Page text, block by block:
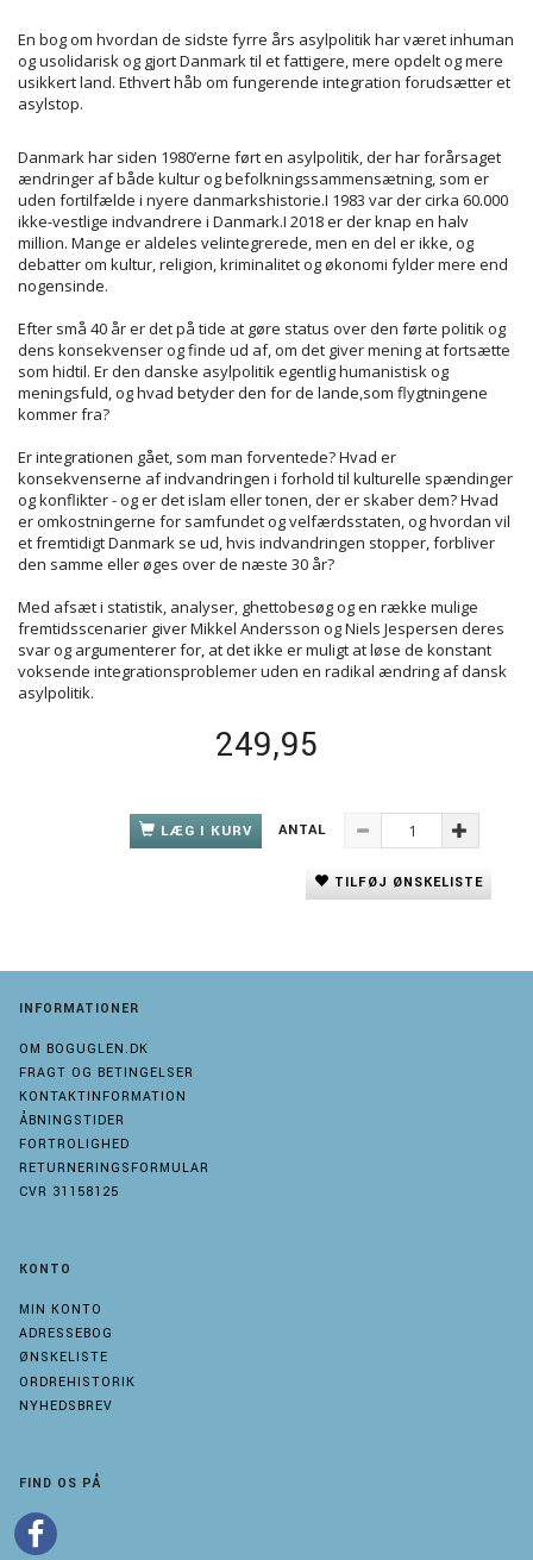
En bog om hvordan de sidste fyrre års asylpolitik har været inhuman
og usolidarisk og gjort Danmark til et fattigere, mere opdelt og mere
usikkert land. Ethvert håb om fungerende integration forudsætter et
asylstop.
Danmark har siden 1980’erne ført en asylpolitik, der har forårsaget
ændringer af både kultur og befolkningssammensætning, som er
uden fortilfælde i nyere danmarkshistorie.I 1983 var der cirka 60.000
ikke-vestlige indvandrere i Danmark.I 2018 er der knap en halv
million. Mange er aldeles velintegrerede, men en del er ikke, og
debatter om kultur, religion, kriminalitet og økonomi fylder mere end
nogensinde.
Efter små 40 år er det på tide at gøre status over den førte politik og
dens konsekvenser og finde ud af, om det giver mening at fortsætte
som hidtil. Er den danske asylpolitik egentlig humanistisk og
meningsfuld, og hvad betyder den for de lande,som flygtningene
kommer fra?
Er integrationen gået, som man forventede? Hvad er
konsekvenserne af indvandringen i forhold til kulturelle spændinger
og konflikter - og er det islam eller tonen, der er skaber dem? Hvad
er omkostningerne for samfundet og velfærdsstaten, og hvordan vil
et fremtidigt Danmark se ud, hvis indvandringen stopper, forbliver
den samme eller øges over de næste 30 år?
Med afsæt i statistik, analyser, ghettobesøg og en række mulige
fremtidsscenarier giver Mikkel Andersson og Niels Jespersen deres
svar og argumenterer for, at det ikke er muligt at løse de konstant
voksende integrationsproblemer uden en radikal ændring af dansk
asylpolitik.
249,95
LÆG I KURV ANTAL
TILFØJ ØNSKELISTE
INFORMATIONER
OM BOGUGLEN.DK
FRAGT OG BETINGELSER
KONTAKTINFORMATION
ÅBNINGSTIDER
FORTROLIGHED
RETURNERINGSFORMULAR
CVR 31158125
KONTO
MIN KONTO
ADRESSEBOG
ØNSKELISTE
ORDREHISTORIK
NYHEDSBREV
FIND OS PÅ